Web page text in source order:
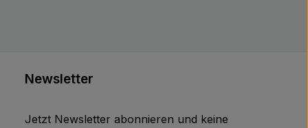
Newsletter
Jetzt Newsletter abonnieren und keine